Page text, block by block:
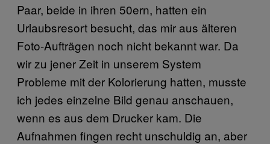
Paar, beide in ihren 50ern, hatten ein
Urlaubsresort besucht, das mir aus älteren
Foto-Aufträgen noch nicht bekannt war. Da
wir zu jener Zeit in unserem System
Probleme mit der Kolorierung hatten, musste
ich jedes einzelne Bild genau anschauen,
wenn es aus dem Drucker kam. Die
Aufnahmen fingen recht unschuldig an, aber